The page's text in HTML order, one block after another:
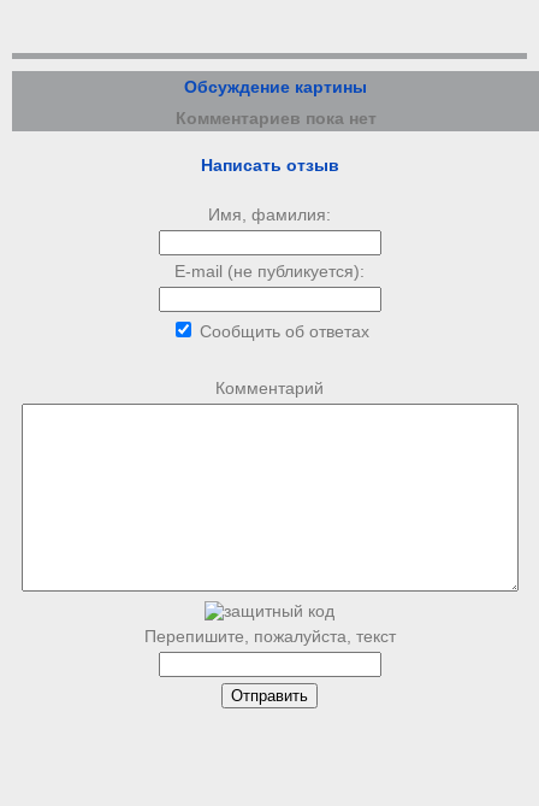
Обсуждение картины
Комментариев пока нет
Написать отзыв
Имя, фамилия:
E-mail (не публикуется):
Сообщить об ответах
Комментарий
Перепишите, пожалуйста, текст